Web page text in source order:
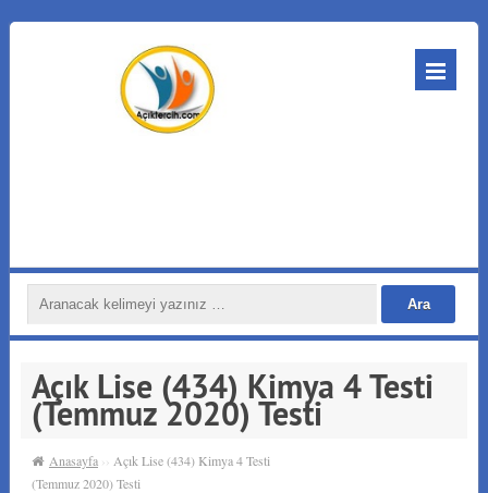
Açık Lise (434) Kimya 4 Testi
(Temmuz 2020) Testi
Anasayfa ›› Açık Lise (434) Kimya 4 Testi
(Temmuz 2020) Testi